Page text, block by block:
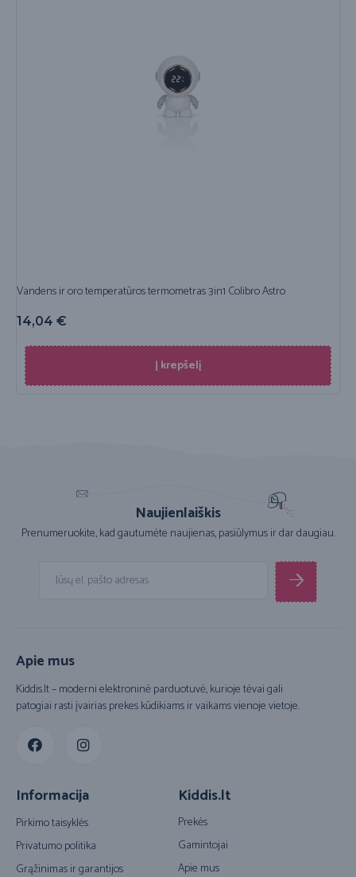
Vandens ir oro temperatūros termometras 3in1 Colibro Astro
14,04 €
Į krepšelį
Naujienlaiškis
Prenumeruokite, kad gautumėte naujienas, pasiūlymus ir dar daugiau.
Apie mus
Kiddis.lt – moderni elektroninė parduotuvė, kurioje tėvai gali
patogiai rasti įvairias prekes kūdikiams ir vaikams vienoje vietoje.
Informacija
Pirkimo taisyklės
Privatumo politika
Grąžinimas ir garantijos
Kiddis.lt
Prekės
Gamintojai
Apie mus